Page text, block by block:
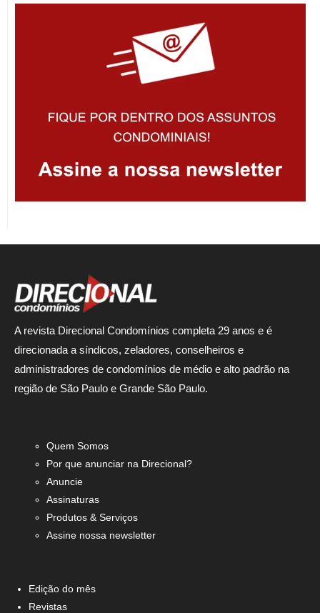
A revista Direcional Condomínios completa 29 anos e é
direcionada a síndicos, zeladores, conselheiros e
administradores de condomínios de médio e alto padrão na
região de São Paulo e Grande São Paulo.
Quem Somos
Por que anunciar na Direcional?
Anuncie
Assinaturas
Produtos & Serviços
Assine nossa newsletter
Edição do mês
Revistas